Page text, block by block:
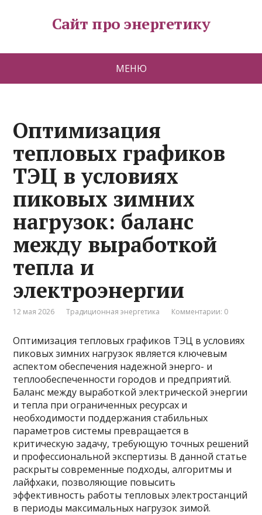
Сайт про энергетику
МЕНЮ
Оптимизация
тепловых графиков
ТЭЦ в условиях
пиковых зимних
нагрузок: баланс
между выработкой
тепла и
электроэнергии
12 мая 2026 Традиционная энергетика Комментарии: 0
Оптимизация тепловых графиков ТЭЦ в условиях
пиковых зимних нагрузок является ключевым
аспектом обеспечения надежной энерго- и
теплообеспеченности городов и предприятий.
Баланс между выработкой электрической энергии
и тепла при ограниченных ресурсах и
необходимости поддержания стабильных
параметров системы превращается в
критическую задачу, требующую точных решений
и профессиональной экспертизы. В данной статье
раскрыты современные подходы, алгоритмы и
лайфхаки, позволяющие повысить
эффективность работы тепловых электростанций
в периоды максимальных нагрузок зимой.